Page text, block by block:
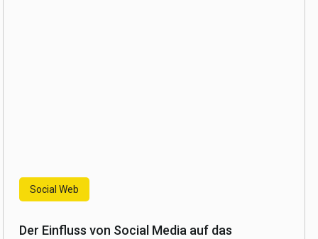
Social Web
Der Einfluss von Social Media auf das